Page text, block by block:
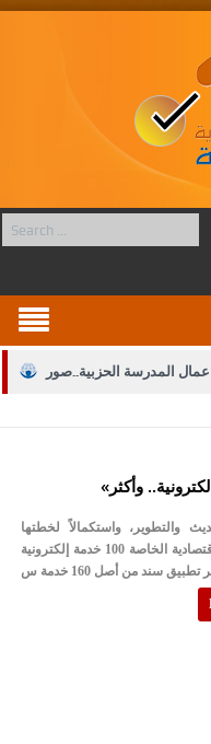
المدرسة الحزبية..صور
في الحقوق والقانون
قانون الملكية العقارية
ويؤكد حرص مجلس النواب
والتطوير، واستكمالاً لخطتها
بالتحول الرقمي أطلقت سلطة منطقة العقبة الاقتصادية الخاصة 100 خدمة إلكترونية